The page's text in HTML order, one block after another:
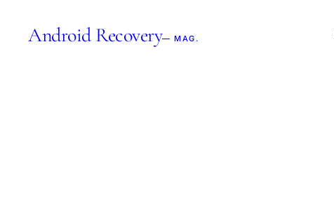
Android Recovery— MAG.